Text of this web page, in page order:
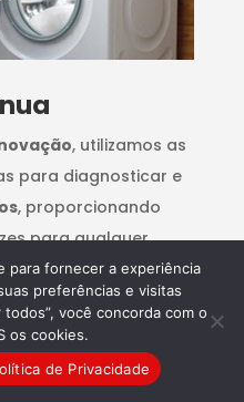
, utilizamos as
para diagnosticar e
, proporcionando
para qualquer
para fornecer a experiência
preferências e visitas
você concorda com o
os cookies.
de Privacidade